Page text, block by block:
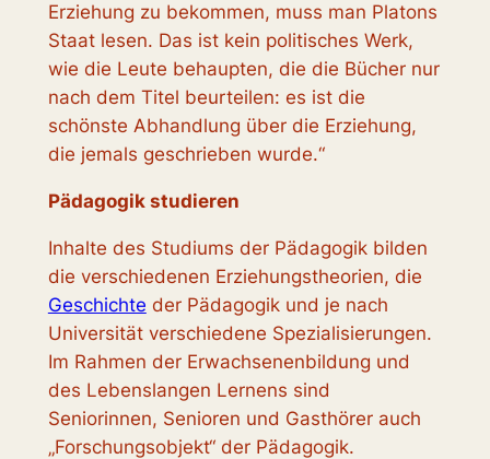
Erziehung zu bekommen, muss man Platons
Staat lesen. Das ist kein politisches Werk,
wie die Leute behaupten, die die Bücher nur
nach dem Titel beurteilen: es ist die
schönste Abhandlung über die Erziehung,
die jemals geschrieben wurde.“
Pädagogik studieren
Inhalte des Studiums der Pädagogik bilden
die verschiedenen Erziehungstheorien, die
Geschichte der Pädagogik und je nach
Universität verschiedene Spezialisierungen.
Im Rahmen der Erwachsenenbildung und
des Lebenslangen Lernens sind
Seniorinnen, Senioren und Gasthörer auch
„Forschungsobjekt“ der Pädagogik.